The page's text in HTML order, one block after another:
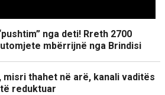
nga deti! Rreth 2700
mbërrijnë nga Brindisi
misri thahet në arë, kanali vaditës
reduktuar